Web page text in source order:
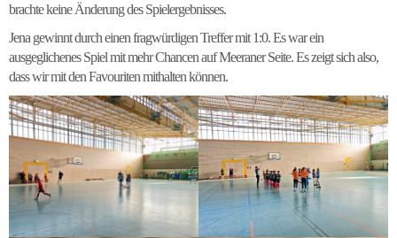
brachte keine Änderung des Spielergebnisses.
Jena gewinnt durch einen fragwürdigen Treffer mit 1:0. Es war ein
ausgeglichenes Spiel mit mehr Chancen auf Meeraner Seite. Es zeigt sich also,
dass wir mit den Favouriten mithalten können.